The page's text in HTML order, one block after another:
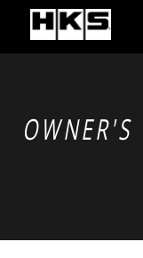
OWNER'S